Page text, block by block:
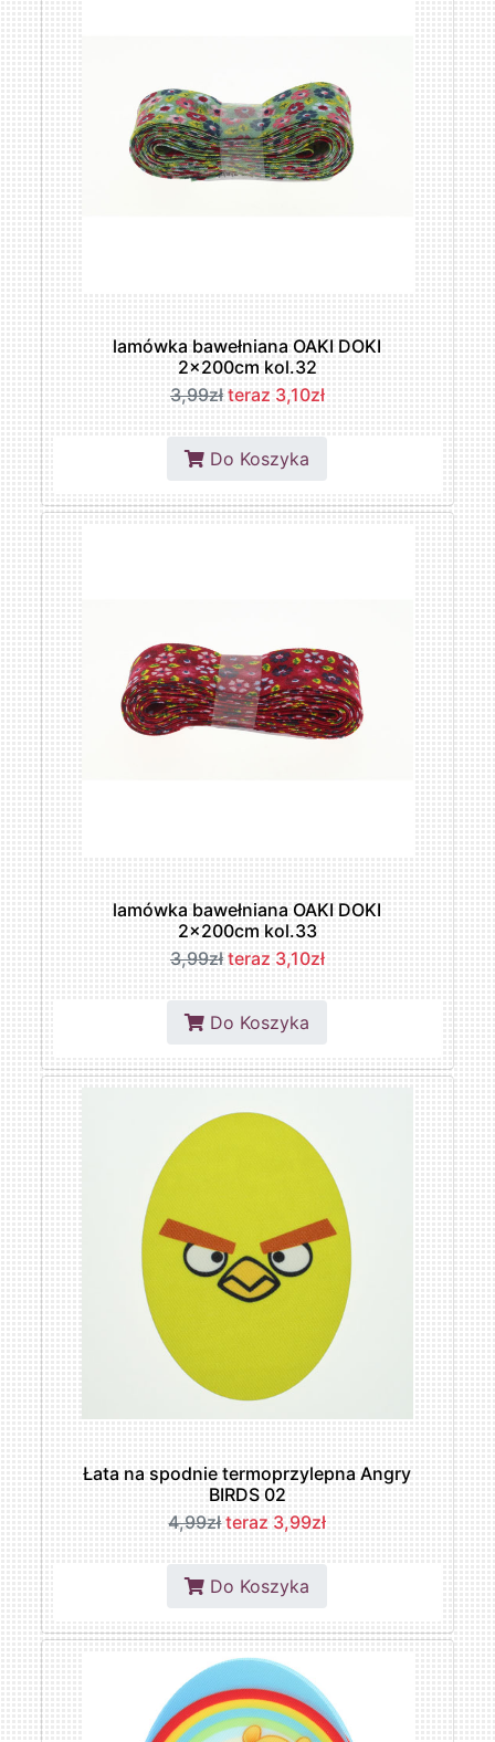
lamówka bawełniana OAKI DOKI
2x200cm kol.32
3,99zł teraz 3,10zł
Do Koszyka
lamówka bawełniana OAKI DOKI
2x200cm kol.33
3,99zł teraz 3,10zł
Do Koszyka
Łata na spodnie termoprzylepna Angry
BIRDS 02
4,99zł teraz 3,99zł
Do Koszyka